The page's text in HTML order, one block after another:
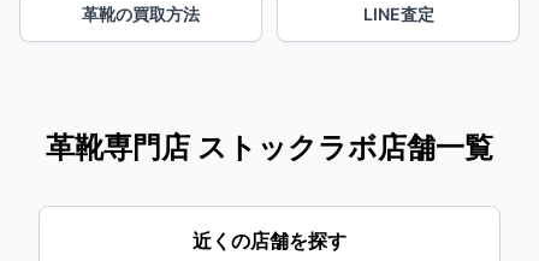
革靴の買取方法 LINE査定
革靴専門店 ストックラボ店舗一覧
近くの店舗を探す